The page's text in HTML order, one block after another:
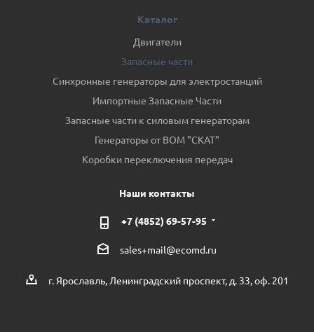
Каталог
Двигатели
Запасные части
Синхронные генераторы для электростанций
Импортные Запасные Части
Запасные части к силовым генераторам
Генераторы от ВОМ "СКАТ"
Коробки переключения передач
Наши контакты
+7 (4852) 69-57-95
sales+mail@ecomd.ru
г. Ярославль, Ленинградский проспект, д. 33, оф. 201